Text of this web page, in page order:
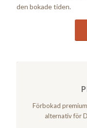
den bokade tiden.
Förbokad
alternativ för